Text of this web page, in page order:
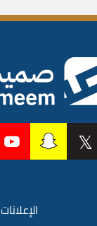
الإعلانات